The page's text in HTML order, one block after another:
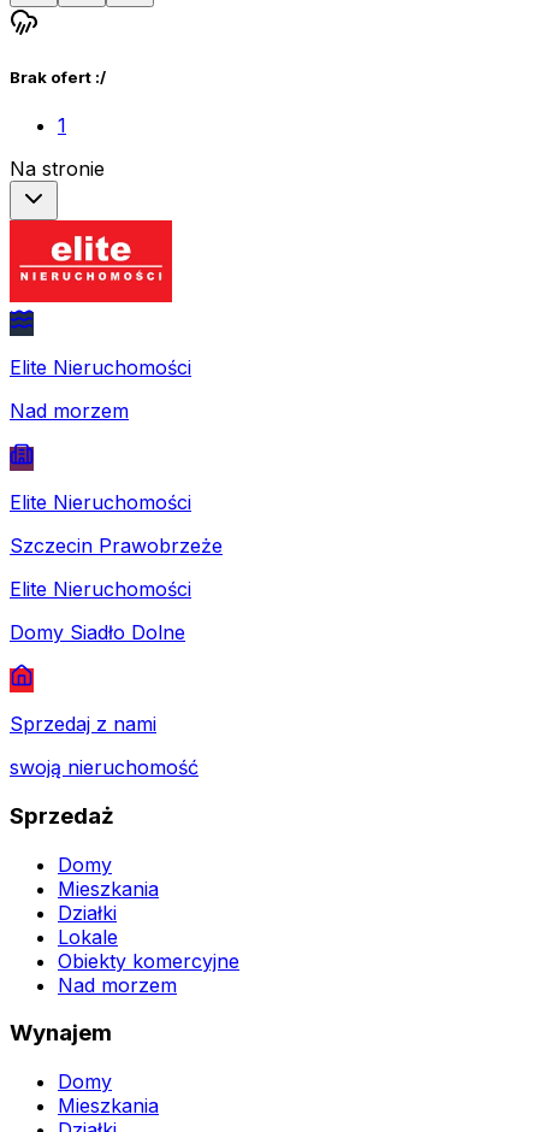
Brak ofert :/
1
Na stronie
Elite Nieruchomości
Nad morzem
Elite Nieruchomości
Szczecin Prawobrzeże
Elite Nieruchomości
Domy Siadło Dolne
Sprzedaj z nami
swoją nieruchomość
Sprzedaż
Domy
Mieszkania
Działki
Lokale
Obiekty komercyjne
Nad morzem
Wynajem
Domy
Mieszkania